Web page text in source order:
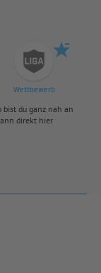
Wettbewerb
bist du ganz nah an
direkt hier